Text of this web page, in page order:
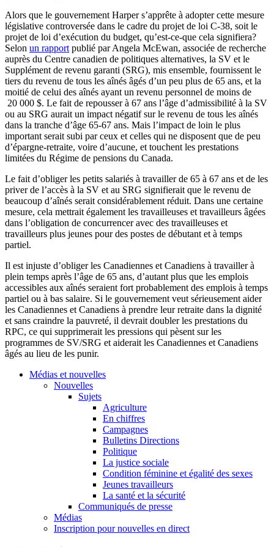
Alors que le gouvernement Harpers’apprête à adoptercette mesure
législative controversée dans le cadre du projet de loi C-38, soit le
projet de loi d’exécution du budget, qu’est-ce-que cela signifiera?
Selon un rapport publié par Angela McEwan, associée de recherche
auprès du Centre canadien de politiques alternatives, la SV et le
Supplément de revenu garanti (SRG), mis ensemble, fournissent le
tiers du revenu de tous les aînés âgés d’un peu plus de 65 ans, et la
moitié de celui des aînés ayant un revenu personnel de moins de
20 000 $. Le fait de repousser à 67 ans l’âge d’admissibilité à la SV
ou au SRG aurait un impact négatif surle revenu de tous les aînés
dans la tranche d’âge 65-67 ans. Mais l’impact de loin le plus
important serait subi parceux et celles qui ne disposent que de peu
d’épargne-retraite, voire d’aucune, et touchent les prestations
limitées du Régime de pensions du Canada.
Le fait d’obligerles petits salariés à travaillerde 65 à 67 ans et de les
priverde l’accès à la SV et au SRG signifierait que le revenu de
beaucoup d’aînés serait considérablement réduit. Dans une certaine
mesure, cela mettrait également les travailleuses et travailleurs âgées
dans l’obligation de concurrencer avec des travailleuses et
travailleurs plus jeunes pour des postes de débutant et à temps
partiel.
Il est injuste d’obligerles Canadiennes et Canadiens à travailler à
plein temps après l’âge de 65 ans, d’autant plus que les emplois
accessibles aux aînés seraient fort probablement des emplois à temps
partiel ou à bas salaire. Si le gouvernement veut sérieusement aider
les Canadiennes et Canadiens à prendre leur retraite dans la dignité
et sans craindre la pauvreté, il devrait doubler les prestations du
RPC, ce qui supprimerait les pressions qui pèsent surles
programmes de SV/SRG et aiderait les Canadiennes et Canadiens
âgés au lieu de les punir.
Médias et nouvelles
Nouvelles
Sujets
Agriculture
En chiffres
Campagnes
Bulletins Directions
Politique
La justice sociale
Condition féminine et égalité des sexes
Jeunes travailleurs
La santé et la sécurité
Communiqués de presse
Médias
Inscription pour nouvelles en direct